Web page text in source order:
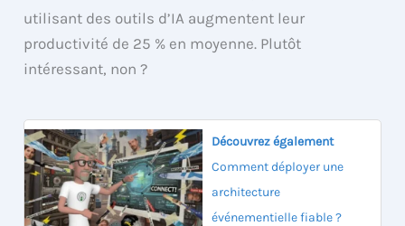
utilisant des outils d’IA augmentent leur
productivité de 25 % en moyenne. Plutôt
intéressant, non ?
Découvrez également
Comment déployer une
architecture
événementielle fiable ?